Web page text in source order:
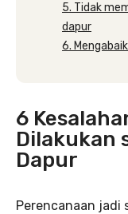
5. Tidak
dapur
6.
6
Dilakukan
Dapur
Perencanaan jadi